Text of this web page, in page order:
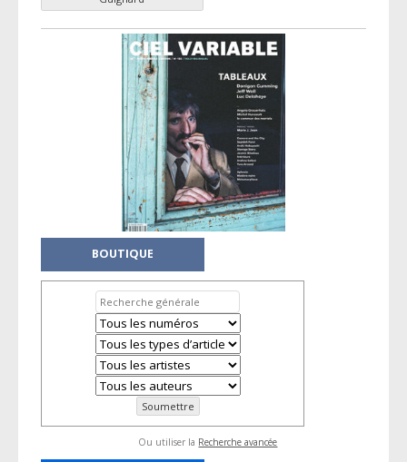
BOUTIQUE
Ou utiliser la Recherche avancée